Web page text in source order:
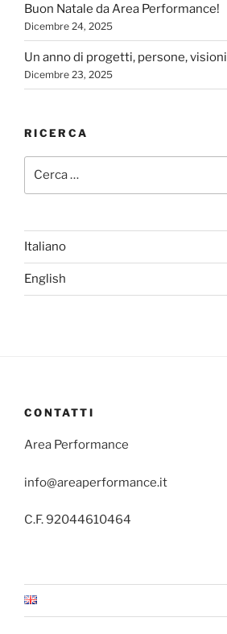
Buon Natale da Area Performance!
Dicembre 24, 2025
Un anno di progetti, persone, visioni
Dicembre 23, 2025
RICERCA
Italiano
English
CONTATTI
Area Performance
info@areaperformance.it
C.F. 92044610464